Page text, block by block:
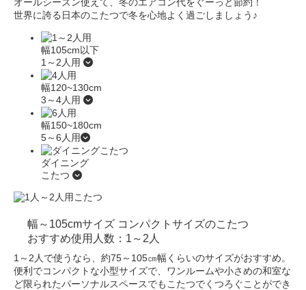
世界に誇る日本のこたつで冬を心地よく過ごしましょう♪
幅105cm以下
1～2人用
幅120~130cm
3～4人用
幅150~180cm
5～6人用
ダイニング
こたつ
幅～105cmサイズ コンパクトサイズのこたつ
おすすめ使用人数：1～2人
1～2人で使うなら、約75～105㎝幅くらいのサイズがおすすめ。
便利でコンパクトな小型サイズで、ワンルームや小さめの和室な
ど限られたパーソナルスペースでもこたつでくつろぐことができ